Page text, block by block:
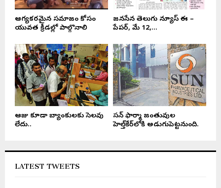
ఆరోగ్యకరమైన సమాజం కోసం
యువత క్రీడల్లో పాల్గొనాలి
జనసేన తెలుగు న్యూస్ ఈ –
పేపర్, మే 12,...
ఆరోజు కూడా బ్యాంకులకు సెలవు
లేదు..
సన్ ఫార్మా జంతువుల
హెల్త్‌కేర్‌లోకి అడుగుపెట్టనుంది.
LATEST TWEETS